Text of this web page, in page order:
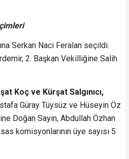
Serkan Naci Feralan seçildi.
2. Başkan Vekilliğine Salih
Koç ve Kürşat Salgınıcı,
Güray Tüysüz ve Hüseyin Öz
Doğan Sayın, Abdullah Özhan
komisyonlarının üye sayısı 5